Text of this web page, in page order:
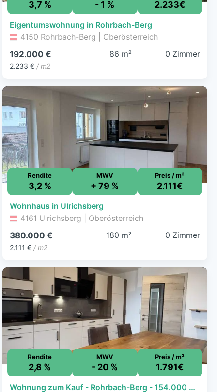
3,7 % - 1 % 2.233€
Eigentumswohnung in Rohrbach-Berg
4150 Rohrbach-Berg | Oberösterreich
192.000 €
2.233 € / m2
86 m² 0 Zimmer
Rendite
3,2 %
MWV
+ 79 %
Preis / m²
2.111€
Wohnhaus in Ulrichsberg
4161 Ulrichsberg | Oberösterreich
380.000 €
2.111 € / m2
180 m² 0 Zimmer
Rendite
2,8 %
MWV
- 20 %
Preis / m²
1.791€
Wohnung zum Kauf - Rohrbach-Berg - 154.000 € - 86 m²